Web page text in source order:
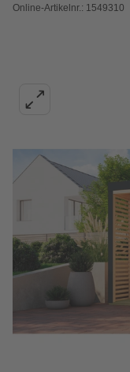
Online-Artikelnr.: 1549310